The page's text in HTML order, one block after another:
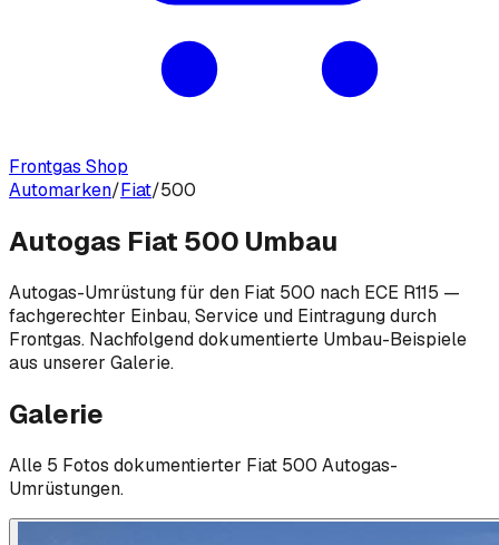
Frontgas Shop
Automarken/Fiat/500
Autogas Fiat 500 Umbau
Autogas-Umrüstung für den Fiat 500 nach ECE R115 —
fachgerechter Einbau, Service und Eintragung durch
Frontgas. Nachfolgend dokumentierte Umbau-Beispiele
aus unserer Galerie.
Galerie
Alle 5 Fotos dokumentierter Fiat 500 Autogas-
Umrüstungen.